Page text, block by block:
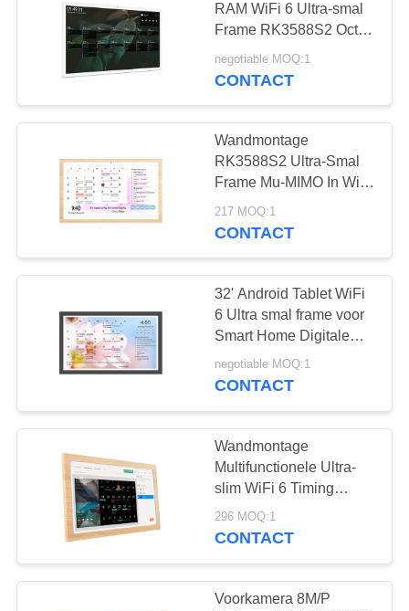
PRIVACYBELEID
Touchscreen-
signage
85
Edge Light Tabletten
Medische tablet PC
35
RAM WiFi 6 Ultra-smal
Frame RK3588S2 Octa
Core Timing Tablet Voor
Smart Home Digitale
negotiable MOQ:1
CONTACT
Wandmontage
RK3588S2 Ultra-Smal
Frame Mu-MIMO In WiFi
6E Tablet Android 13
Timing Tablet Voor
217 MOQ:1
CONTACT
32' Android Tablet WiFi
6 Ultra smal frame voor
Smart Home Digitale
kalender
negotiable MOQ:1
CONTACT
Wandmontage
Multifunctionele Ultra-
slim WiFi 6 Timing
Tablet voor Smart Home
Digitale kalender
296 MOQ:1
CONTACT
Voorkamera 8M/P